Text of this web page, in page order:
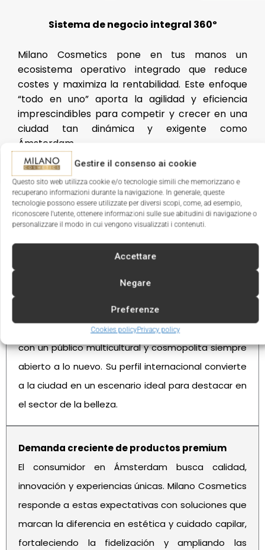
Gestire il consenso ai cookie
Questo sito web utilizza cookie e/o tecnologie simili che memorizzano e
recuperano informazioni durante la navigazione. In generale, queste
tecnologie possono essere utilizzate per diversi scopi, come, ad esempio,
riconoscere l'utente, ottenere informazioni sulle sue abitudini di navigazione o
personalizzare il modo in cui vengono visualizzati i contenuti.
Accettare
Negare
Preferenze
Cookies policyPrivacy policy
Sistema de negocio integral 360º
Milano Cosmetics pone en tus manos un
ecosistema operativo integrado que reduce
costes y maximiza la rentabilidad. Este enfoque
“todo en uno” aporta la agilidad y eficiencia
imprescindibles para competir y crecer en una
ciudad tan dinámica y exigente como
Ámsterdam.
Capital europea de la innovación y la
Ámsterdam es un centro neurálgico de tendencias,
con un público multicultural y cosmopolita siempre
abierto a lo nuevo. Su perfil internacional convierte
a la ciudad en un escenario ideal para destacar en
el sector de la belleza.
Demanda creciente de productos premium
El consumidor en Ámsterdam busca calidad,
innovación y experiencias únicas. Milano Cosmetics
responde a estas expectativas con soluciones que
marcan la diferencia en estética y cuidado capilar,
fortaleciendo la fidelización y ampliando las